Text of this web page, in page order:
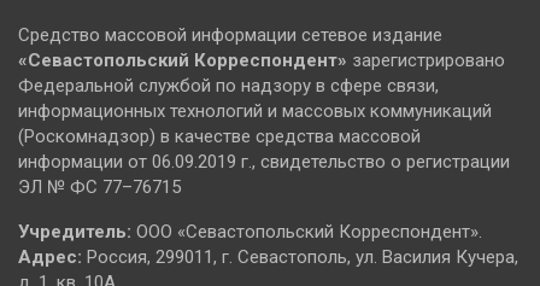
Средство массовой информации сетевое издание
«Севастопольский Корреспондент» зарегистрировано
Федеральной службой по надзору в сфере связи,
информационных технологий и массовых коммуникаций
(Роскомнадзор) в качестве средства массовой
информации от 06.09.2019 г., свидетельство о регистрации
ЭЛ № ФС 77–76715
Учредитель: ООО «Севастопольский Корреспондент».
Адрес: Россия, 299011, г. Севастополь, ул. Василия Кучера,